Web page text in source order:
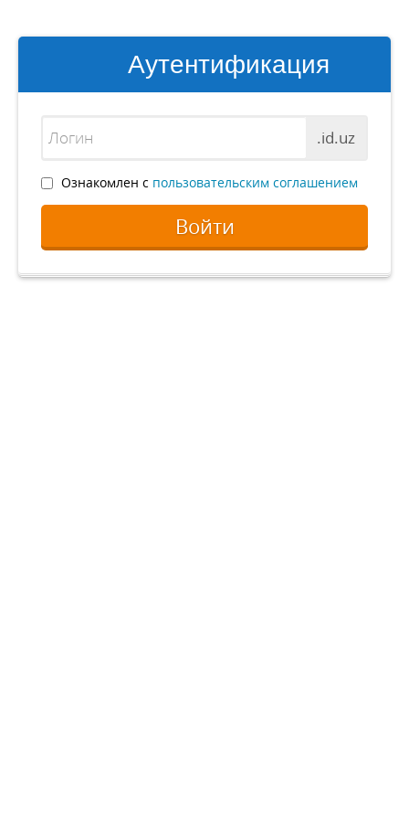
Аутентификация
.id.uz
Ознакомлен с пользовательским соглашением
Войти